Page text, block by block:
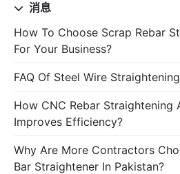
消息
How To Choose Scrap Rebar
For Your Business?
FAQ Of Steel Wire
How CNC Rebar Straightening
Improves Efficiency?
Why Are More Contractors
Bar Straightener In Pakistan?